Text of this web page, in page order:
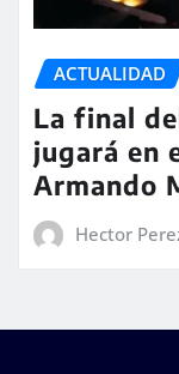
ACTUALIDAD
La final
jugará en
Armando
Hector